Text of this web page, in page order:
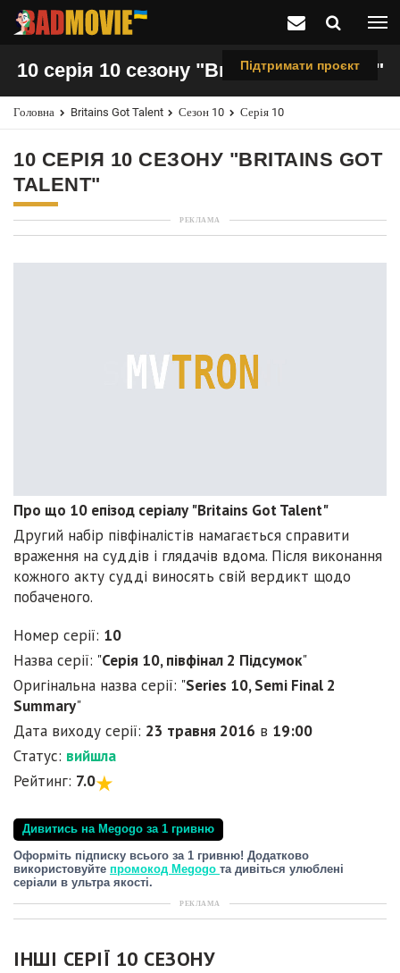
Підтримати проєкт
10 серія 10 сезону "Britains Got Talent"
Головна Britains Got Talent Сезон 10 Серія 10
10 СЕРІЯ 10 СЕЗОНУ "BRITAINS GOT
TALENT"
РЕКЛАМА
Про що 10 епізод серіалу "Britains Got Talent"
Другий набір півфіналістів намагається справити
враження на суддів і глядачів вдома. Після виконання
кожного акту судді виносять свій вердикт щодо
побаченого.
Номер серії: 10
Назва серії: "Серія 10, півфінал 2 Підсумок"
Оригінальна назва серії: "Series 10, Semi Final 2
Summary"
Дата виходу серії: 23 травня 2016 в 19:00
Статус: вийшла
Рейтинг: 7.0
Дивитись на Megogo за 1 гривню
Оформіть підписку всього за 1 гривню! Додатково
використовуйте промокод Megogo та дивіться улюблені
серіали в ультра якості.
РЕКЛАМА
ІНШІ СЕРІЇ 10 СЕЗОНУ